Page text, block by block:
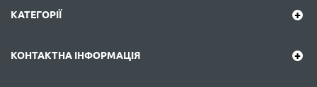
КАТЕГОРІЇ
КОНТАКТНА ІНФОРМАЦІЯ